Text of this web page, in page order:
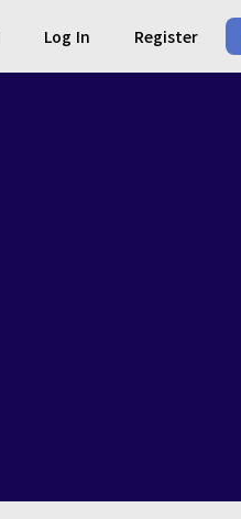
Log In Register